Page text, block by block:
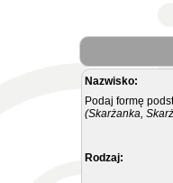
Nazwisko:
Podaj formę
(Skarżanka,
Rodzaj: